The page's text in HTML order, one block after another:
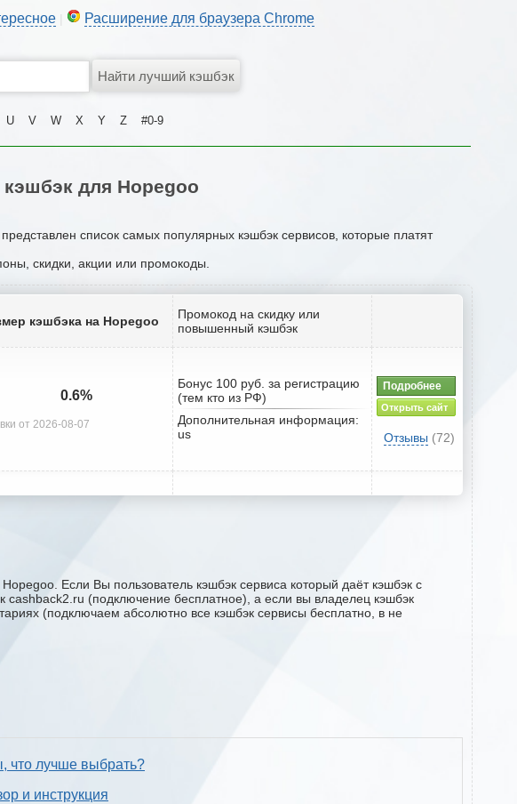
Расширение для браузера Chrome
U V W X Y Z #0-9
для Hopegoo
список самых популярных кэшбэк сервисов, которые платят
скидки, акции или промокоды.
кэшбэка на Hopegoo
Промокод на скидку или
повышенный кэшбэк
0.6%
от 2026-08-07
Бонус 100 руб. за регистрацию
(тем кто из РФ)
Дополнительная информация:
us
Подробнее
Открыть сайт
Отзывы (72)
Если Вы пользователь кэшбэк сервиса который даёт кэшбэк с
cashback2.ru (подключение бесплатное), а если вы владелец кэшбэк
(подключаем абсолютно все кэшбэк сервисы бесплатно, в не
что лучше выбрать?
и инструкция